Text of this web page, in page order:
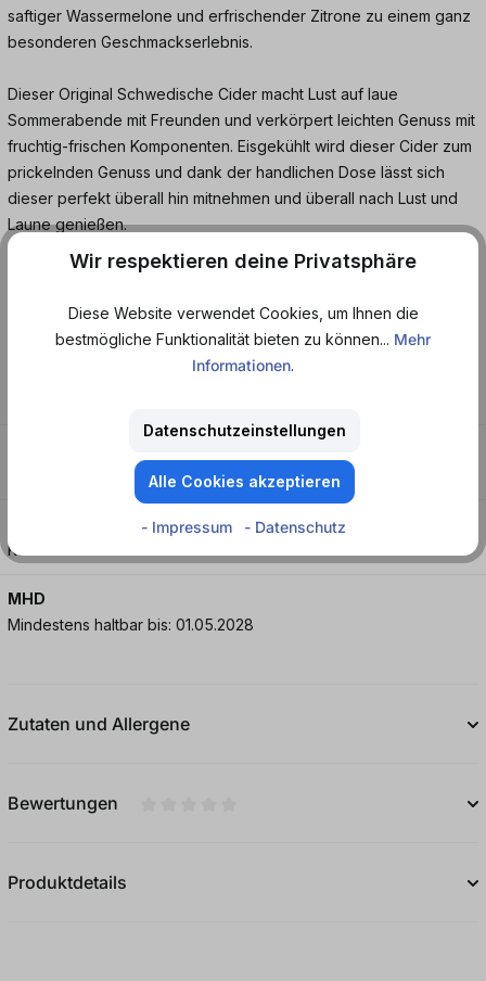
saftiger Wassermelone und erfrischender Zitrone zu einem ganz
besonderen Geschmackserlebnis.
Dieser Original Schwedische Cider macht Lust auf laue
Sommerabende mit Freunden und verkörpert leichten Genuss mit
fruchtig-frischen Komponenten. Eisgekühlt wird dieser Cider zum
prickelnden Genuss und dank der handlichen Dose lässt sich
dieser perfekt überall hin mitnehmen und überall nach Lust und
Laune genießen.
Fruchtweinhaltiges Getränk aus Birnenwein und Apfelwein mit
Fruchtig - Leicht säuerlich - Süß
Kohlensäure
MHD
Mindestens haltbar bis: 01.05.2028
Zutaten und Allergene
Bewertungen
Produktdetails
Wir respektieren deine Privatsphäre
Diese Website verwendet Cookies, um Ihnen die
bestmögliche Funktionalität bieten zu können... Mehr
Informationen.
Datenschutzeinstellungen
Alle Cookies akzeptieren
- Impressum - Datenschutz